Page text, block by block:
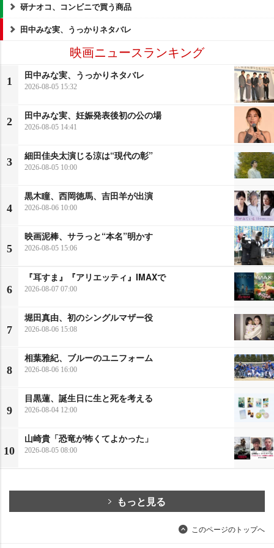
研ナオコ、コンビニで買う商品
田中みな実、うっかりネタバレ
映画ニュースランキング
1
田中みな実、うっかりネタバレ
2026-08-05 15:32
2
田中みな実、妊娠発表後初の公の場
2026-08-05 14:41
3
細田佳央太演じる涼は“現代の彰”
2026-08-05 10:00
4
黒木瞳、西岡徳馬、吉田羊が出演
2026-08-06 10:00
5
映画泥棒、サラっと“本名”明かす
2026-08-05 15:06
6
『耳すま』『アリエッティ』IMAXで
2026-08-07 07:00
7
堀田真由、初のシングルマザー役
2026-08-06 15:08
8
相葉雅紀、ブルーのユニフォーム
2026-08-06 16:00
9
目黒蓮、誕生日に生と死を考える
2026-08-04 12:00
10
山崎貴「恐竜が怖くてよかった」
2026-08-05 08:00
もっと見る
このページのトップへ